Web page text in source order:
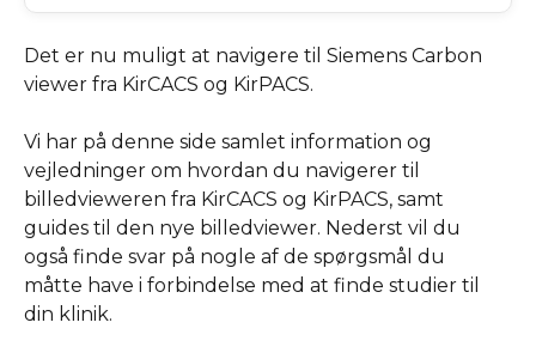
Det er nu muligt at navigere til Siemens Carbon
viewer fra KirCACS og KirPACS.
Vi har på denne side samlet information og
vejledninger om hvordan du navigerer til
billedvieweren fra KirCACS og KirPACS, samt
guides til den nye billedviewer. Nederst vil du
også finde svar på nogle af de spørgsmål du
måtte have i forbindelse med at finde studier til
din klinik.